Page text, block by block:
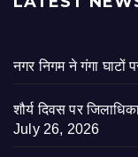
नगर निगम ने गंगा घाटों
शौर्य दिवस पर
July 26, 2026